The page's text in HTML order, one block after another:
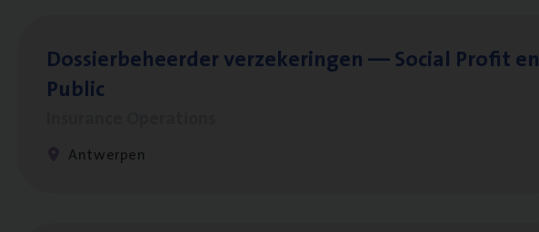
Dos­sier­be­heer­der ver­ze­ke­rin­gen — Soci­al Pro­fit en
Public
Antwerpen